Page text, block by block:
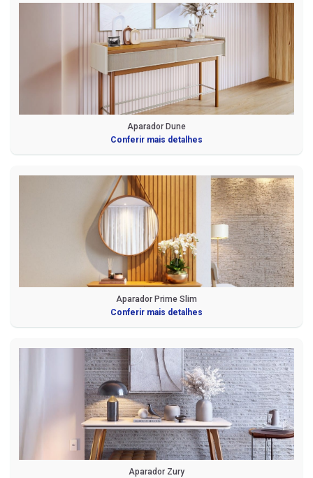
Aparador Dune
Conferir mais detalhes
Aparador Prime Slim
Conferir mais detalhes
Aparador Zury